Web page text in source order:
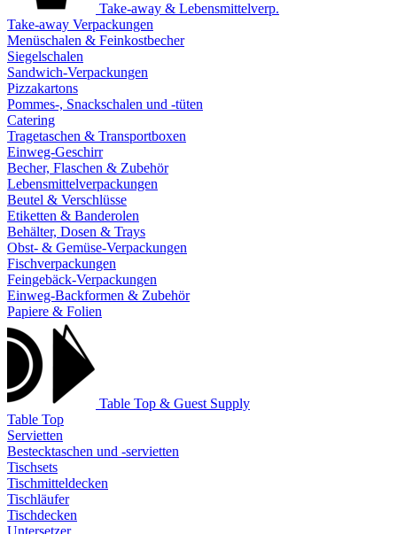
Take-away & Lebensmittelverp.
Take-away Verpackungen
Menüschalen & Feinkostbecher
Siegelschalen
Sandwich-Verpackungen
Pizzakartons
Pommes-, Snackschalen und -tüten
Catering
Tragetaschen & Transportboxen
Einweg-Geschirr
Becher, Flaschen & Zubehör
Lebensmittelverpackungen
Beutel & Verschlüsse
Etiketten & Banderolen
Behälter, Dosen & Trays
Obst- & Gemüse-Verpackungen
Fischverpackungen
Feingebäck-Verpackungen
Einweg-Backformen & Zubehör
Papiere & Folien
Table Top & Guest Supply
Table Top
Servietten
Bestecktaschen und -servietten
Tischsets
Tischmitteldecken
Tischläufer
Tischdecken